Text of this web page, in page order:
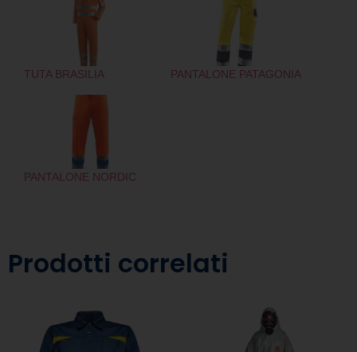
TUTA BRASILIA PANTALONE PATAGONIA
PANTALONE NORDIC
Prodotti correlati